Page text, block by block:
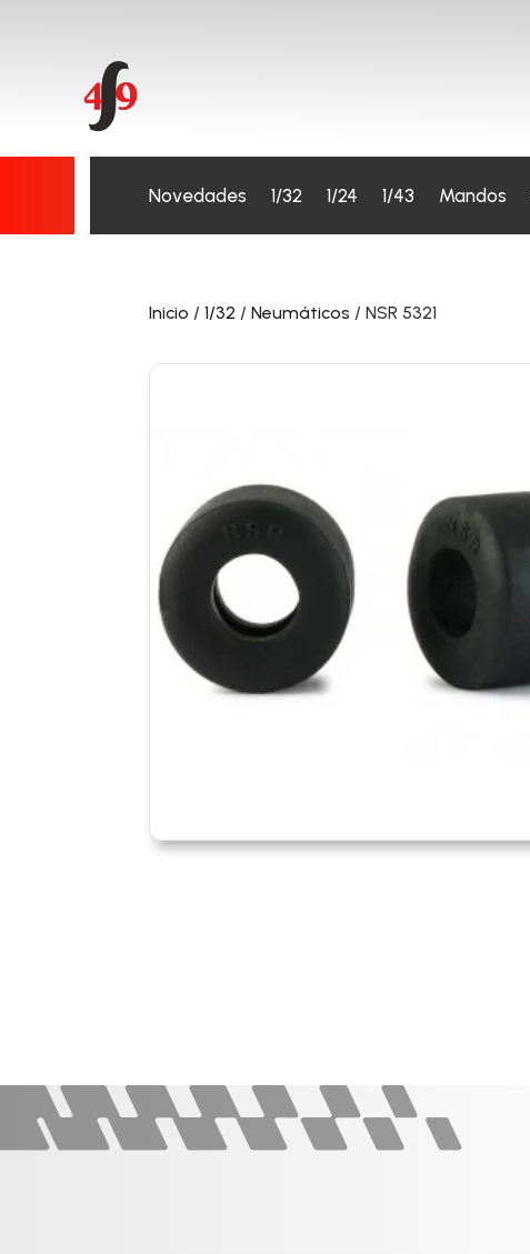
Novedades 1/32 1/24 1/43 Mandos
Inicio /1/32 /Neumáticos / NSR 5321